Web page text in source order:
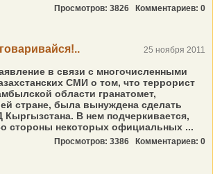
Просмотров: 3826 Комментариев: 0
25 ноября 2011
в связи с многочисленными
СМИ о том, что террорист
области гранатомет,
стране, была вынуждена сделать
В нем подчеркивается,
стороны некоторых официальных ...
Просмотров: 3386 Комментариев: 0